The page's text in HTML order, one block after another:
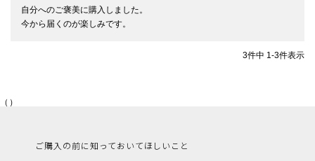
自分へのご褒美に購入しました。
今から届くのが楽しみです。
3件中 1-3件表示
（）
ご購入の前に知っておいてほしいこと